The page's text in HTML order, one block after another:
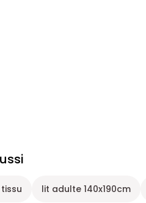
lit adulte 140x190cm